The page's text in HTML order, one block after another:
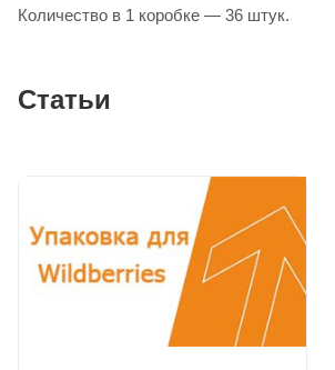
Количество в 1 коробке — 36 штук.
Статьи